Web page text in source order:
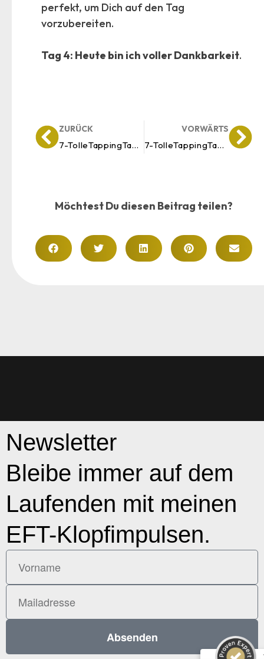
perfekt, um Dich auf den Tag
vorzubereiten.
Tag 4: Heute bin ich voller Dankbarkeit.
ZURÜCK
7-TolleTappingTage: Richte Dich positiv aus – Tag 3
VORWÄRTS
7-TolleTappingTage: Richte Dich positiv aus – Tag 5
Möchtest Du diesen Beitrag teilen?
Newsletter
Bleibe immer auf dem
Laufenden mit meinen
EFT-Klopfimpulsen.
Absenden
Tina Husemann
ProvenExpert.com
/
5,00